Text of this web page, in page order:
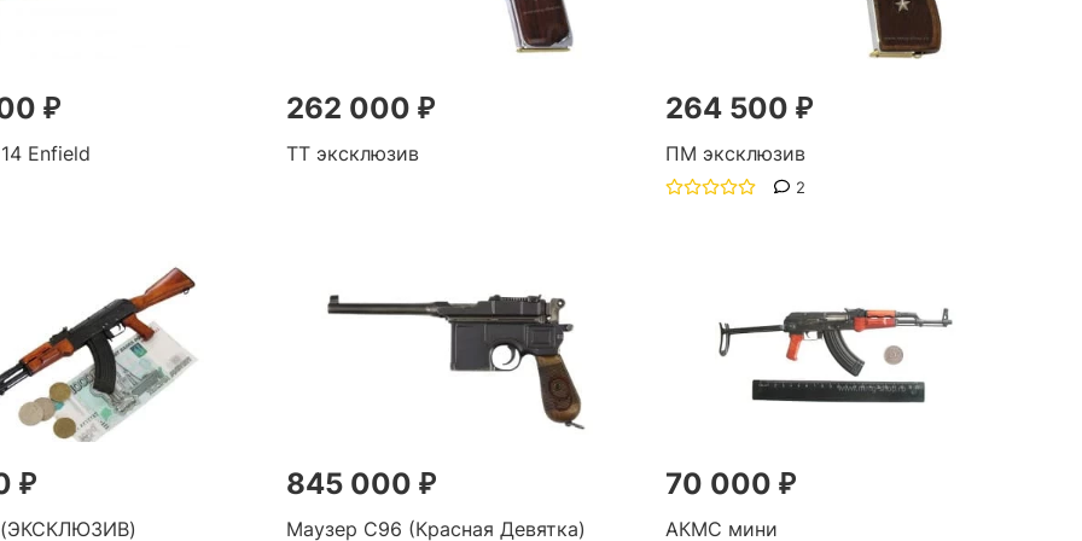
₽
Enfield
262 000 ₽
ТТ эксклюзив
264 500 ₽
ПМ эксклюзив
2
₽ 845 000 ₽
Маузер С96 (Красная Девятка)
70 000 ₽
АКМС мини